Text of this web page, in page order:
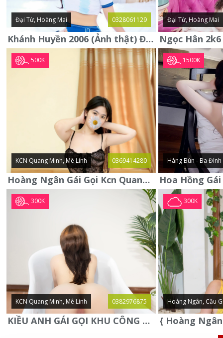
Đại Từ, Hoàng Mai 0328061129
Khánh Huyền 2006 (Ảnh thật) Đại từ - Hoàng Mai
Đại Từ, Hoàng Mai
500K
KCN Quang Minh, Mê Linh 0369414280
Hoàng Ngân Gái Gọi Kcn Quang Minh - Mê Linh . Hàng Vip Lần Đầu
1500K
Hàng Bún - Ba Đình
300K
KCN Quang Minh, Mê Linh 0382976875
KIỀU ANH GÁI GỌI KHU CÔNG NGHIỆP QUANG MINH - MÊ LINH
300K
Hoàng Ngân, Cầu